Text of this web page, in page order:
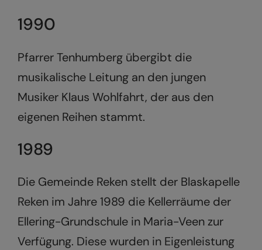
1990
Pfarrer Tenhumberg übergibt die
musikalische Leitung an den jungen
Musiker Klaus Wohlfahrt, der aus den
eigenen Reihen stammt.
1989
Die Gemeinde Reken stellt der Blaskapelle
Reken im Jahre 1989 die Kellerräume der
Ellering-Grundschule in Maria-Veen zur
Verfügung. Diese wurden in Eigenleistung